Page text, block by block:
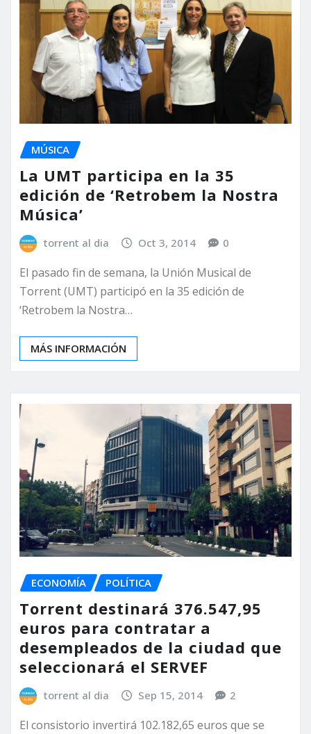
MÚSICA
La UMT participa en la 35
edición de ‘Retrobem la Nostra
Música’
torrent al dia Oct 3, 2014 0
El pasado fin de semana, la Unión Musical de
Torrent (UMT) participó en la 35 edición de
‘Retrobem la Nostra…
MÁS INFORMACIÓN
ECONOMÍA POLÍTICA
Torrent destinará 376.547,95
euros para contratar a
desempleados de la ciudad que
seleccionará el SERVEF
torrent al dia Sep 15, 2014 2
El consistorio invertirá 102.182,65 euros que se